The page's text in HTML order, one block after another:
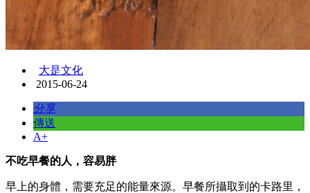
大是文化
2015-06-24
分享
傳送
A+
不吃早餐的人，容易胖
早上的身體，需要充足的能量來源。早餐所攝取到的卡路里，